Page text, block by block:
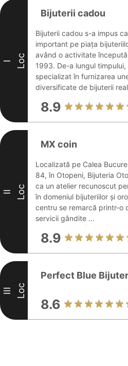
I Loc
Bijuterii cadou
Bijuterii cadou s-a impus
important pe piața
având o activitate
1993. De-a lungul
specializat în furnizarea
diversificate de bijuterii
8.9
II Loc
MX coin
Localizată pe Calea
84, în Otopeni, Bijuteria
ca un atelier recunoscut
în domeniul bijuteriilor și
centru se remarcă printr-o
servicii gândite ...
8.9
III Loc
Perfect Blue
8.6